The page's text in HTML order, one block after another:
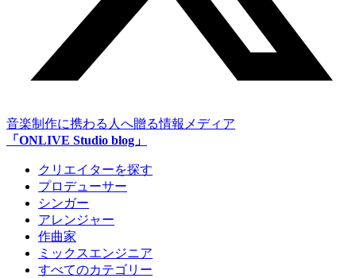
音楽制作に携わる人へ贈る情報メディア
「ONLIVE Studio blog」
クリエイターを探す
プロデューサー
シンガー
アレンジャー
作曲家
ミックスエンジニア
すべてのカテゴリー